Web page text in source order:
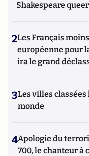
Shakespeare queer
2Les Français
européenne pour
ira le grand
3Les villes
monde
4Apologie du
700, le chanteur à